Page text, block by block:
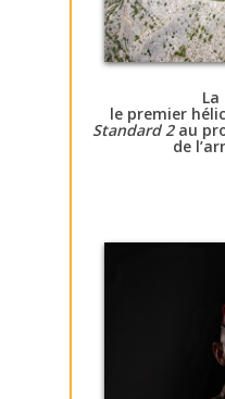
La
le premier
Standard 2au
de